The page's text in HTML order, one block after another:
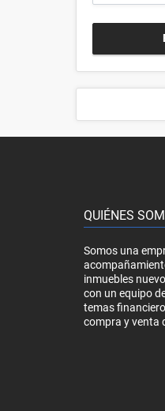
QUIÉNES
Somos una
inmuebles
con un equipo
temas
compra y venta